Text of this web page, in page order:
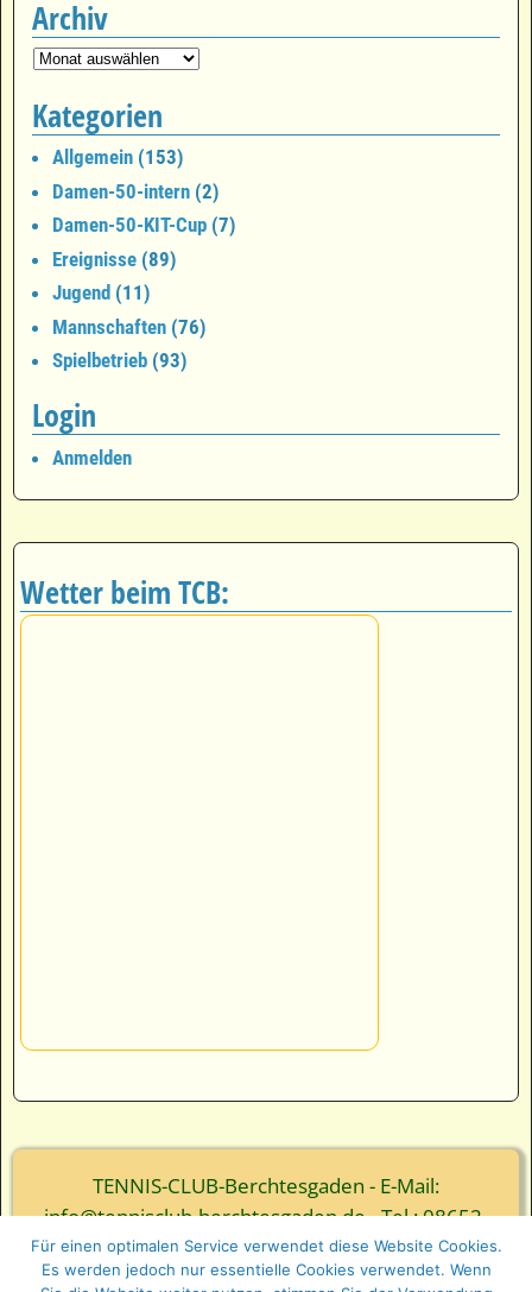
Archiv
Kategorien
Allgemein (153)
Damen-50-intern (2)
Damen-50-KIT-Cup (7)
Ereignisse (89)
Jugend (11)
Mannschaften (76)
Spielbetrieb (93)
Login
Anmelden
Wetter beim TCB:
TENNIS-CLUB-Berchtesgaden - E-Mail:
info@tennisclub-berchtesgaden.de - Tel.: 08652-
3839
© Webgestaltung - Ernst Wurm und Florian Wurm
Für einen optimalen Service verwendet diese Website Cookies.
Es werden jedoch nur essentielle Cookies verwendet. Wenn